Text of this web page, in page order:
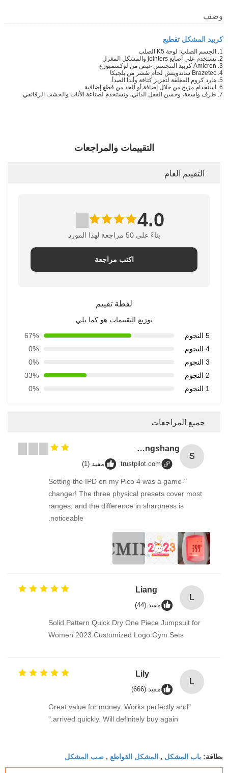
وصف
كربيد المشكل تقطيع
1. الجسم الصلب: لوحة K5 الصلب
2. تستخدم على أصابع jointers والمشكل المغزل
3. Amicron كربيد التنجستن غيض من لوكسمبورغ
4. Brazetec ساندويتش لحام تقشر من بلجيكا
5. هارد كروم المغلفة لتعزيز كثافة وأبدا الصدأ.
6. استخدام مزيج من خلال إضافة أو الحد من قطع إضافية
7. طرف واسعة، وحسن القفل الذاتي، وتستخدم لصناعة الأثاث والخشب الرقائقي
التقييمات والمراجعات
التقييم العام
4.0
بناءً على 50 مراجعة لهذا المورد
اكتب مراجعة
لقطة تقييم
توزيع التقييمات هو كما يلي
5 النجوم
67%
4 النجوم
0%
3 النجوم
0%
2 النجوم
33%
1 النجوم
0%
جميع المراجعات
S
Songshang
trustpilot.com مفيد (1)
"Setting the IPD on my Pico 4 was a game-
changer! The three physical presets cover most
ranges, and the difference in sharpness is
noticeable.
L
Liang
مفيد (44)
Solid Pattern Quick Dry One Piece Jumpsuit for
Women 2023 Customized Logo Gym Sets
L
Lily
مفيد (666)
"Great value for money. Works perfectly and
arrived quickly. Will definitely buy again."
بطاقة: باب المشكل , المشكل القواطع , صب المشكل